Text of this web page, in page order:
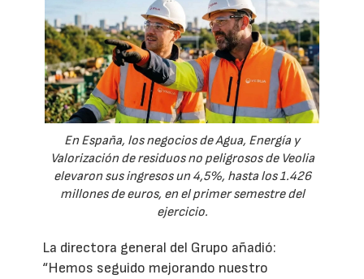
En España, los negocios de Agua, Energía y
Valorización de residuos no peligrosos de Veolia
elevaron sus ingresos un 4,5%, hasta los 1.426
millones de euros, en el primer semestre del
ejercicio.
La directora general del Grupo añadió:
“Hemos seguido mejorando nuestro